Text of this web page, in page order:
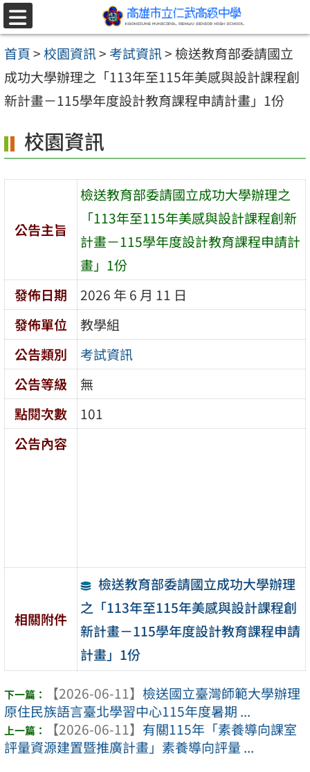
跳至主要內容區
選
單
首頁>校園資訊> 考試資訊> 檢送教育部委請國立
成功大學辦理之「113年至115年美感與設計課程創
新計畫－115學年度設計教育課程申請計畫」1份
校園資訊
公告主旨
檢送教育部委請國立成功大學辦理之
「113年至115年美感與設計課程創新
計畫－115學年度設計教育課程申請計
畫」1份
發佈日期
2026 年 6 月 11 日
發佈單位
教學組
公告類別
考試資訊
公告等級
無
點閱次數
101
公告內容
相關附件
檢送教育部委請國立成功大學辦理
之「113年至115年美感與設計課程創
新計畫－115學年度設計教育課程申請
計畫」1份
【2026-06-11】 檢送國立臺灣師範大學辦理
原住民族語言臺北學習中心115年度暑期 ...
【2026-06-11】 有關115年「素養導向課室
評量資源建置暨推廣計畫」素養導向評量 ...